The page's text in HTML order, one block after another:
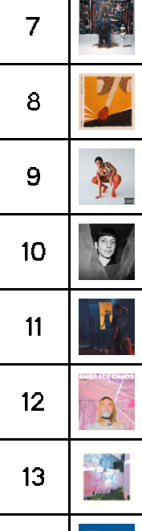
JANVIER
2023
MAI2022
2022
MARS
2022
7
8
9
10
11
12
13